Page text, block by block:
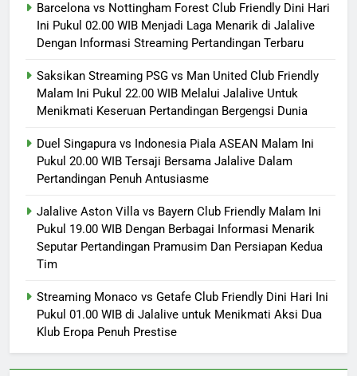
Barcelona vs Nottingham Forest Club Friendly Dini Hari
Ini Pukul 02.00 WIB Menjadi Laga Menarik di Jalalive
Dengan Informasi Streaming Pertandingan Terbaru
Saksikan Streaming PSG vs Man United Club Friendly
Malam Ini Pukul 22.00 WIB Melalui Jalalive Untuk
Menikmati Keseruan Pertandingan Bergengsi Dunia
Duel Singapura vs Indonesia Piala ASEAN Malam Ini
Pukul 20.00 WIB Tersaji Bersama Jalalive Dalam
Pertandingan Penuh Antusiasme
Jalalive Aston Villa vs Bayern Club Friendly Malam Ini
Pukul 19.00 WIB Dengan Berbagai Informasi Menarik
Seputar Pertandingan Pramusim Dan Persiapan Kedua
Tim
Streaming Monaco vs Getafe Club Friendly Dini Hari Ini
Pukul 01.00 WIB di Jalalive untuk Menikmati Aksi Dua
Klub Eropa Penuh Prestise